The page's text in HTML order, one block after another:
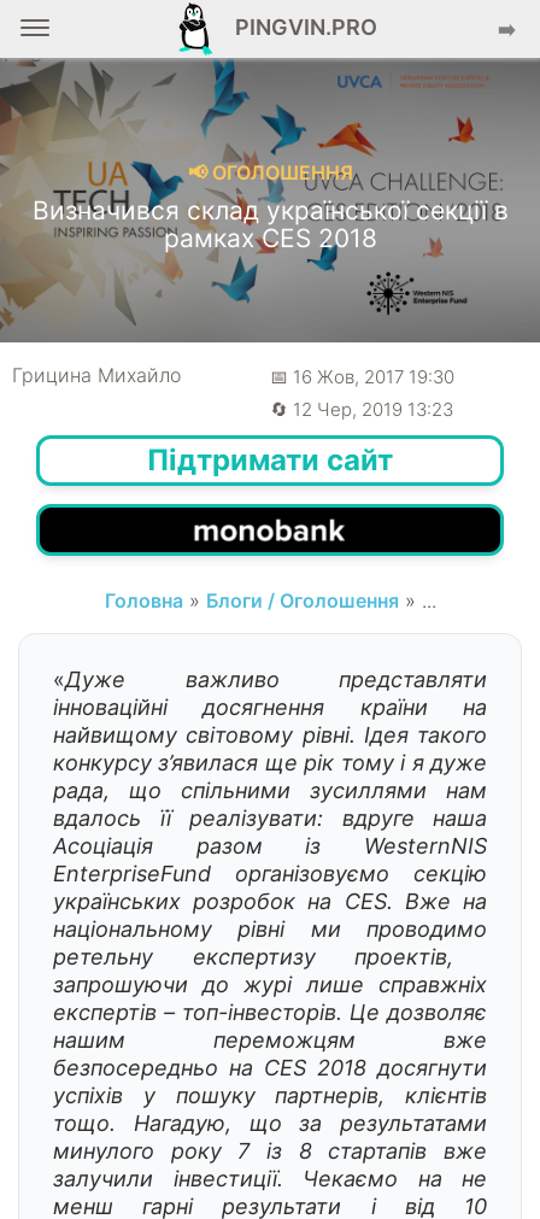
PINGVIN.PRO ➡️
📢 ОГОЛОШЕННЯ
Визначився склад української секції в
рамках CES 2018
Грицина Михайло
📅 16 Жов, 2017 19:30
🔄 12 Чер, 2019 13:23
Підтримати сайт
Головна» Блоги / Оголошення » ...
«Дуже важливо представляти
інноваційні досягнення країни на
найвищому світовому рівні. Ідея такого
конкурсу з’явилася ще рік тому і я дуже
рада, що спільними зусиллями нам
вдалось її реалізувати: вдруге наша
Асоціація разом із WesternNIS
EnterpriseFund організовуємо секцію
українських розробок на CES. Вже на
національному рівні ми проводимо
ретельну експертизу проектів,
запрошуючи до журі лише справжніх
експертів – топ-інвесторів. Це дозволяє
нашим переможцям вже
безпосередньо на CES 2018 досягнути
успіхів у пошуку партнерів, клієнтів
тощо. Нагадую, що за результатами
минулого року 7 із 8 стартапів вже
залучили інвестиції. Чекаємо на не
менш гарні результати і від 10